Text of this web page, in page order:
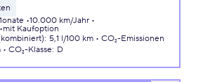
10.000 km/Jahr
mit Kaufoption
: 5,1 l/100 km
CO₂-Emissionen
CO₂-Klasse: D